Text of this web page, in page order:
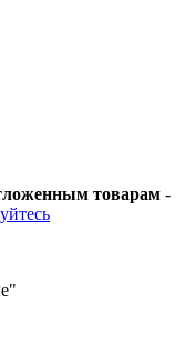
товарам -